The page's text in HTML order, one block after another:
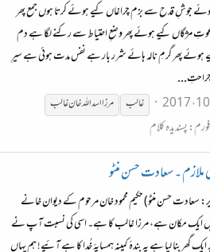
جوشِ قدح سے بزم چراغاں کیے ہوئے کرتا ہوں جمع پھر
مژگاں کیے ہوئے پھر وضعِ احتیاط سے رکنے لگا ہے دم
پھر گرمِ نالہ ہائے شرر بار ہے نفس مدت ہوئی ہے سیرِ
غالب مرزااسد اللہ خانغالب
فورم:پسندیدہ کلام
۔ سعادت حسن منٹو
سعادت حسن منٹو) حکیم محمود خان مرحوم کے دیوان خانے
ایک مکان ہے، مرزا غالب کا ہے۔ اسی کی نسبت آپ نے
گھر بنا لیا ہے یہ بندۂ کمینہ ہمسایۂ خُدا کا ہے آئیے! ہم یہاں